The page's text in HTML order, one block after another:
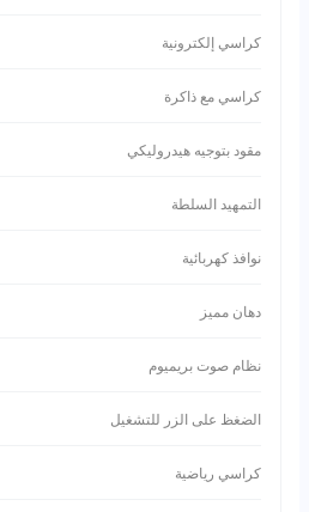
كراسي إلكترونية
كراسي مع ذاكرة
مقود بتوجيه هيدروليكي
التمهيد السلطة
نوافذ كهربائية
دهان مميز
نظام صوت بريميوم
الضغظ على الزر للتشغيل
كراسي رياضية